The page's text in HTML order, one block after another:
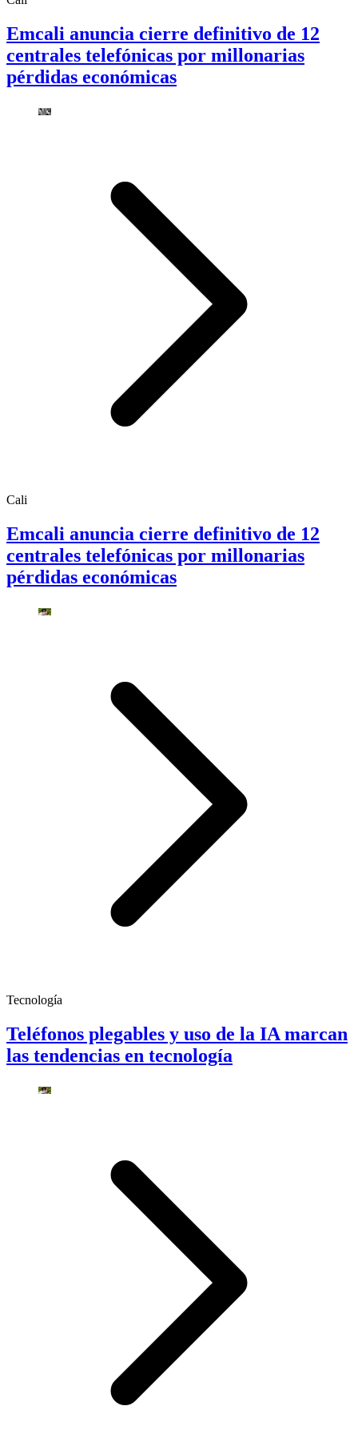
Emcali anuncia cierre definitivo de 12
centrales telefónicas por millonarias
pérdidas económicas
Cali
Emcali anuncia cierre definitivo de 12
centrales telefónicas por millonarias
pérdidas económicas
Tecnología
Teléfonos plegables y uso de la IA marcan
las tendencias en tecnología